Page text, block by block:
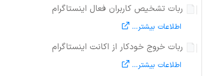
ربات تشخیص کاربران فعال اینستاگرام
اطلاعات بیشتر...
ربات خروج خودکار از اکانت اینستاگرام
اطلاعات بیشتر...